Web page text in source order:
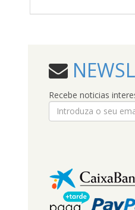
Recebe noticias